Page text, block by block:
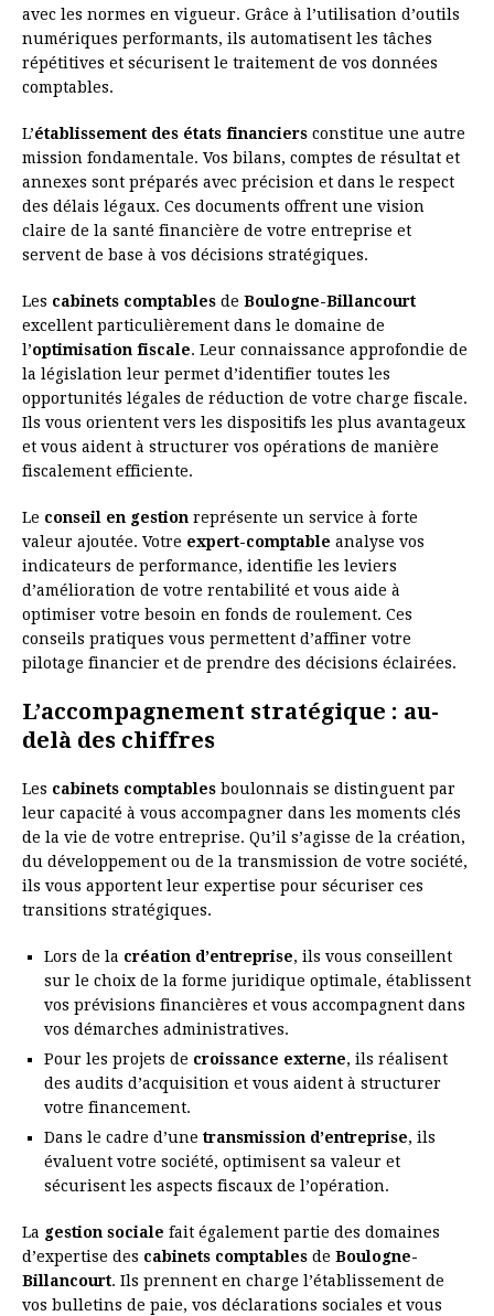
avec les normes en vigueur. Grâce à l’utilisation d’outils
numériques performants, ils automatisent les tâches
répétitives et sécurisent le traitement de vos données
comptables.
L’établissement des états financiers constitue une autre
mission fondamentale. Vos bilans, comptes de résultat et
annexes sont préparés avec précision et dans le respect
des délais légaux. Ces documents offrent une vision
claire de la santé financière de votre entreprise et
servent de base à vos décisions stratégiques.
Les cabinets comptables de Boulogne-Billancourt
excellent particulièrement dans le domaine de
l’optimisation fiscale. Leur connaissance approfondie de
la législation leur permet d’identifier toutes les
opportunités légales de réduction de votre charge fiscale.
Ils vous orientent vers les dispositifs les plus avantageux
et vous aident à structurer vos opérations de manière
fiscalement efficiente.
Le conseil en gestion représente un service à forte
valeur ajoutée. Votre expert-comptable analyse vos
indicateurs de performance, identifie les leviers
d’amélioration de votre rentabilité et vous aide à
optimiser votre besoin en fonds de roulement. Ces
conseils pratiques vous permettent d’affiner votre
pilotage financier et de prendre des décisions éclairées.
L’accompagnement stratégique : au-
delà des chiffres
Les cabinets comptables boulonnais se distinguent par
leur capacité à vous accompagner dans les moments clés
de la vie de votre entreprise. Qu’il s’agisse de la création,
du développement ou de la transmission de votre société,
ils vous apportent leur expertise pour sécuriser ces
transitions stratégiques.
Lors de la création d’entreprise, ils vous conseillent
sur le choix de la forme juridique optimale, établissent
vos prévisions financières et vous accompagnent dans
vos démarches administratives.
Pour les projets de croissance externe, ils réalisent
des audits d’acquisition et vous aident à structurer
votre financement.
Dans le cadre d’une transmission d’entreprise, ils
évaluent votre société, optimisent sa valeur et
sécurisent les aspects fiscaux de l’opération.
La gestion sociale fait également partie des domaines
d’expertise des cabinets comptables de Boulogne-
Billancourt. Ils prennent en charge l’établissement de
vos bulletins de paie, vos déclarations sociales et vous